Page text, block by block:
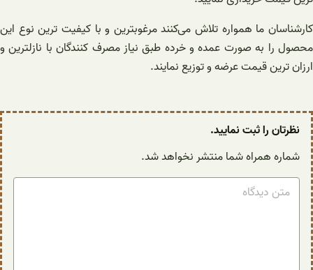
کارشناسان ما همواره تلاش می‌کنند مرغوبترین و با کیفیت ترین نوع این
محصول را به صورت عمده و خرده طبق نیاز مصرف کنندگان با نازلترین و
ارزان ترین قیمت عرضه و توزیع نمایند.
نظرتان را ثبت نمایید.
شماره همراه شما منتشر نخواهد شد.